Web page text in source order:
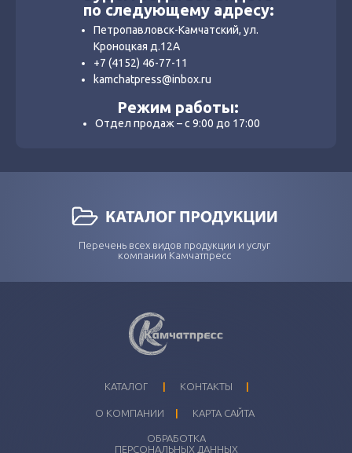
Петропавловск-Камчатский, ул.
Кроноцкая д.12А
+7 (4152) 46-77-11
kamchatpress@inbox.ru
по следующему адресу:
Отдел продаж – с 9:00 до 17:00
Режим работы:
Перечень всех видов продукции и услуг
компании Камчатпресс
I
I
I
КАРТА САЙТА
ОБРАБОТКА
ПЕРСОНАЛЬНЫХ ДАННЫХ
О КОМПАНИИ
КОНТАКТЫ
КАТАЛОГ